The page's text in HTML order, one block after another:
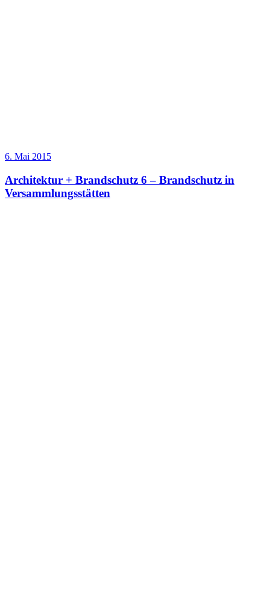
6. Mai 2015
Architektur + Brandschutz 6 – Brandschutz in
Versammlungsstätten